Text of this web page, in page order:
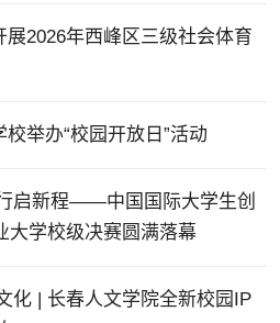
2026年西峰区三级社会体育
举办“校园开放日”活动
启新程——中国国际大学生创
大学校级决赛圆满落幕
化 | 长春人文学院全新校园IP